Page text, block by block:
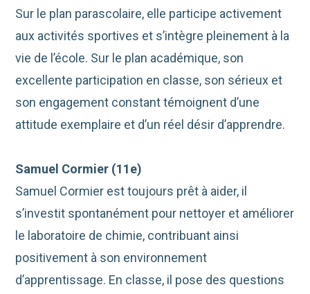
Sur le plan parascolaire, elle participe activement
aux activités sportives et s’intègre pleinement à la
vie de l’école. Sur le plan académique, son
excellente participation en classe, son sérieux et
son engagement constant témoignent d’une
attitude exemplaire et d’un réel désir d’apprendre.
Samuel Cormier (11e)
Samuel Cormier est toujours prêt à aider, il
s’investit spontanément pour nettoyer et améliorer
le laboratoire de chimie, contribuant ainsi
positivement à son environnement
d’apprentissage. En classe, il pose des questions